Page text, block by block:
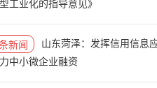
工业化的指导意见》
新闻
山东菏泽：发挥信用信息
中小微企业融资